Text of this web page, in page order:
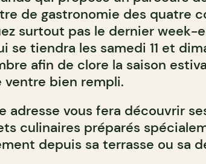
de gastronomie des quatre
surtout pas le dernier week-
se tiendra les samedi 11 et
afin de clore la saison
ventre bien rempli.
adresse vous fera découvrir
culinaires préparés
depuis sa terrasse ou sa